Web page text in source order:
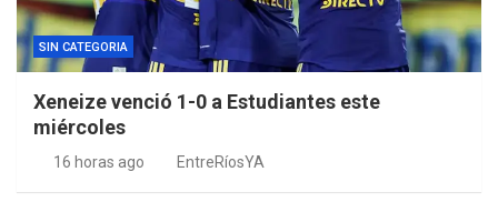
SIN CATEGORIA
Xeneize venció 1-0 a Estudiantes este
miércoles
16 horas ago EntreRíosYA